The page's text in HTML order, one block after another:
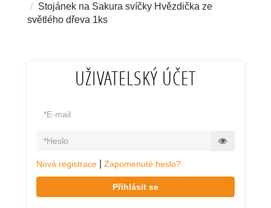
Stojánek na Sakura svíčky Hvězdička ze
světlého dřeva 1ks
UŽIVATELSKÝ ÚČET
Nová registrace Zapomenuté heslo?
Přihlásit se